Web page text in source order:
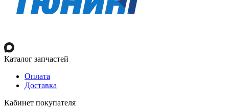
Каталог запчастей
Оплата
Доставка
Кабинет покупателя